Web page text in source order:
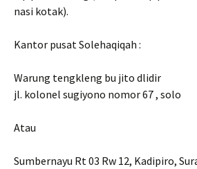
nasi kotak).
Kantor pusat Solehaqiqah :
Warung tengkleng bu jito dlidir
jl. kolonel sugiyono nomor 67 , solo
Atau
Sumbernayu Rt 03 Rw 12, Kadipiro,